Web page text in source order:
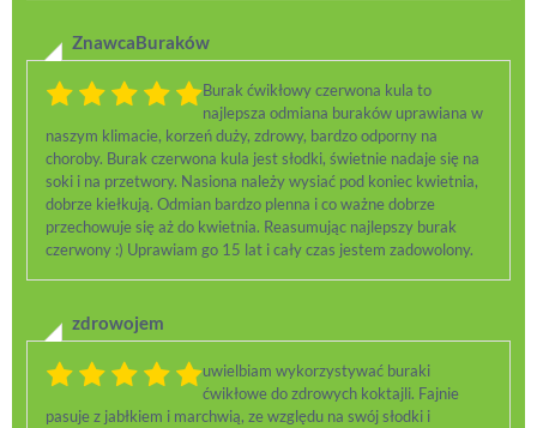
ZnawcaBuraków
Burak ćwikłowy czerwona kula to
najlepsza odmiana buraków uprawiana w
naszym klimacie, korzeń duży, zdrowy, bardzo odporny na
choroby. Burak czerwona kula jest słodki, świetnie nadaje się na
soki i na przetwory. Nasiona należy wysiać pod koniec kwietnia,
dobrze kiełkują. Odmian bardzo plenna i co ważne dobrze
przechowuje się aż do kwietnia. Reasumując najlepszy burak
czerwony :) Uprawiam go 15 lat i cały czas jestem zadowolony.
zdrowojem
uwielbiam wykorzystywać buraki
ćwikłowe do zdrowych koktajli. Fajnie
pasuje z jabłkiem i marchwią, ze względu na swój słodki i